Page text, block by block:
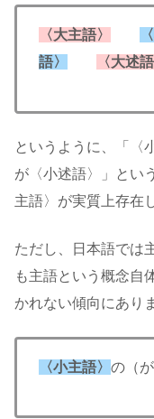
〈大主語〉
語〉
〈大述語
というように、「〈
が〈小述語〉」とい
主語〉が実質上存在
ただし、日本語では
も主語という概念自
かれない傾向にあり
〈小主語〉 の（が